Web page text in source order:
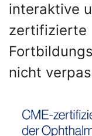
interaktive
zertifizierte
nicht